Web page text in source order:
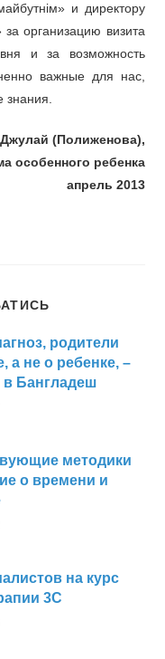
и директору
за организацию визита
и за возможность
важные для нас,
знания.
(Полиженова),
особенного ребенка
апрель 2013
родители
а не о ребенке, –
в Бангладеш
методики
о времени и
на курс
3С